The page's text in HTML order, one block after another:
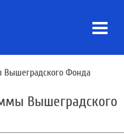
Фонда
Вышеградского